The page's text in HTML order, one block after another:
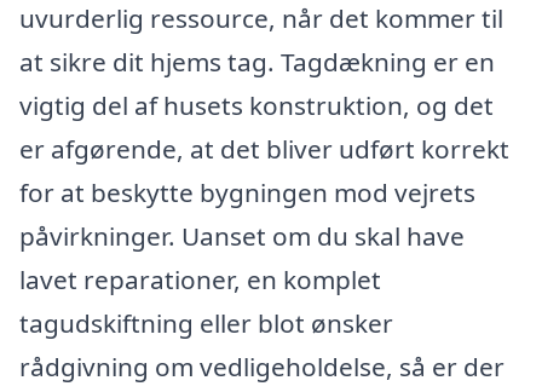
uvurderlig ressource, når det kommer til
at sikre dit hjems tag. Tagdækning er en
vigtig del af husets konstruktion, og det
er afgørende, at det bliver udført korrekt
for at beskytte bygningen mod vejrets
påvirkninger. Uanset om du skal have
lavet reparationer, en komplet
tagudskiftning eller blot ønsker
rådgivning om vedligeholdelse, så er der